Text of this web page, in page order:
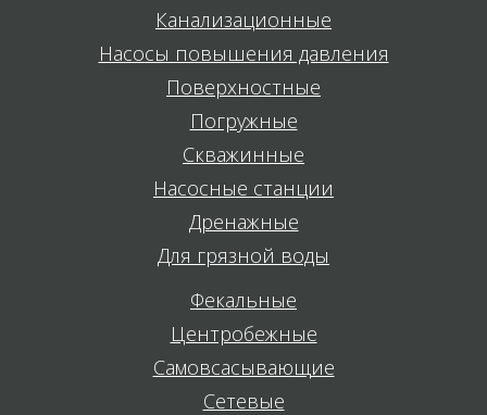
Канализационные
Насосы повышения давления
Поверхностные
Погружные
Скважинные
Насосные станции
Дренажные
Для грязной воды
Фекальные
Центробежные
Самовсасывающие
Сетевые